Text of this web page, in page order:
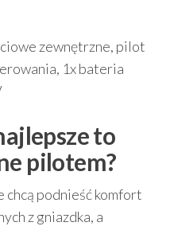
zewnętrzne, pilot
1x bateria
to
pilotem?
chcą podnieść komfort
z gniazdka, a